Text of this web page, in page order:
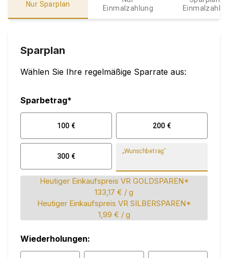
Nur Sparplan
Einmalzahlung
Sparplan
Wählen Sie Ihre regelmäßige Sparrate aus:
Sparbetrag*
100 € 200 €
300 €
„Wunschbetrag“
Heutiger Einkaufspreis VR GOLDSPAREN*
133,17 € / g
Heutiger Einkaufspreis VR SILBERSPAREN*
1,99 € / g
Wiederholungen: